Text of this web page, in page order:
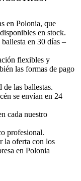
en Polonia, que
en stock.
en 30 días –
flexibles y
las formas de pago
las ballestas.
se envían en 24
cada nuestro
profesional.
la oferta con los
en Polonia